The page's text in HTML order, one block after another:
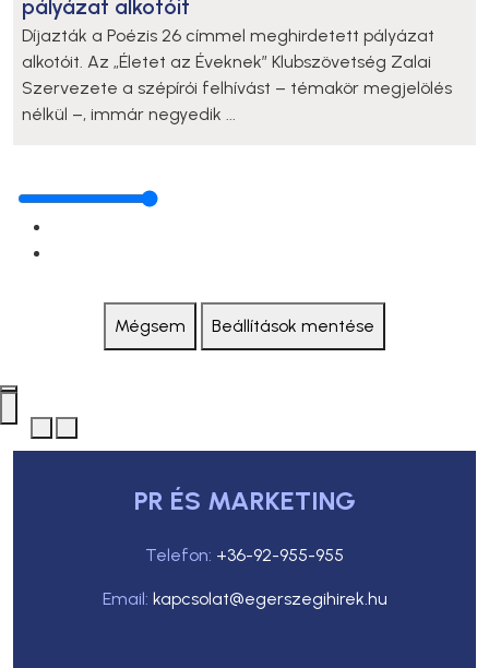
pályázat alkotóit
Díjazták a Poézis 26 címmel meghirdetett pályázat
alkotóit. Az „Életet az Éveknek” Klubszövetség Zalai
Szervezete a szépírói felhívást – témakör megjelölés
nélkül –, immár negyedik ...
Mégsem Beállítások mentése
PR ÉS MARKETING
Telefon: +36-92-955-955
Email: kapcsolat@egerszegihirek.hu